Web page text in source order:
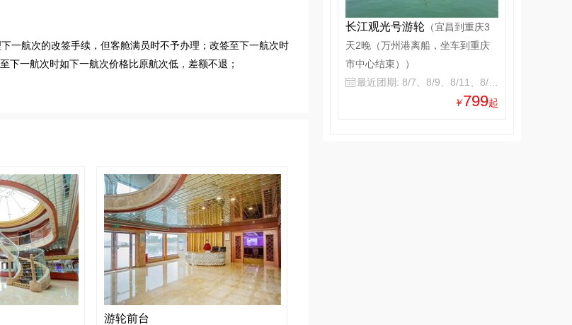
一航次的改签手续，但客舱满员时不予办理；改签至下一航次时
下一航次时如下一航次价格比原航次低，差额不退；
游轮前台
长江观光号游轮 （宜昌到重庆3
天2晚（万州港离船，坐车到重庆
市中心结束））
 最近团期: 8/7、8/9、8/11、8/13
￥799起